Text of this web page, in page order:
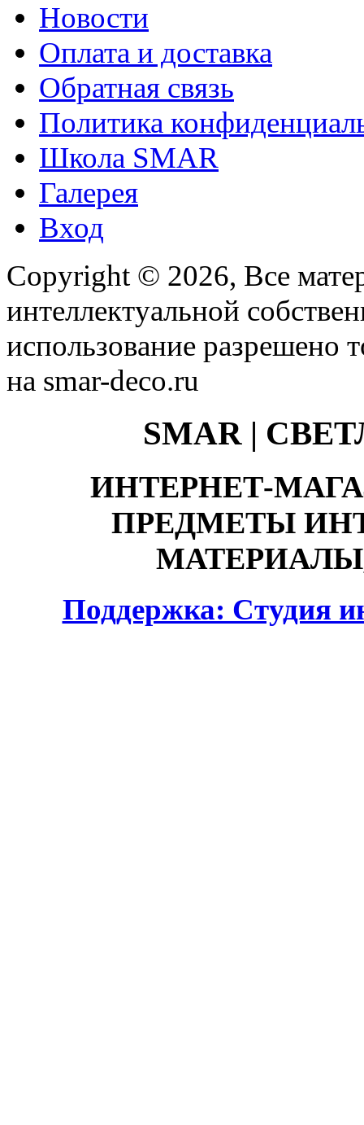
Новости
Оплата и доставка
Обратная связь
Политика
Школа SMAR
Галерея
Вход
Copyright © 2026, Все
интеллектуальной
использование разрешено
на smar-deco.ru
SMAR |
ИНТЕРНЕТ-
ПРЕДМЕТЫ
Поддержка: Студия